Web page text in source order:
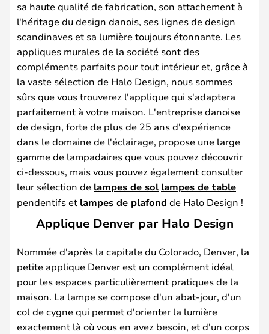
sa haute qualité de fabrication, son attachement à
l'héritage du design danois, ses lignes de design
scandinaves et sa lumière toujours étonnante. Les
appliques murales de la société sont des
compléments parfaits pour tout intérieur et, grâce à
la vaste sélection de Halo Design, nous sommes
sûrs que vous trouverez l'applique qui s'adaptera
parfaitement à votre maison. L'entreprise danoise
de design, forte de plus de 25 ans d'expérience
dans le domaine de l'éclairage, propose une large
gamme de lampadaires que vous pouvez découvrir
ci-dessous, mais vous pouvez également consulter
leur sélection de lampes de sol lampes de table
pendentifs et lampes de plafond de Halo Design !
Applique Denver par Halo Design
Nommée d'après la capitale du Colorado, Denver, la
petite applique Denver est un complément idéal
pour les espaces particulièrement pratiques de la
maison. La lampe se compose d'un abat-jour, d'un
col de cygne qui permet d'orienter la lumière
exactement là où vous en avez besoin, et d'un corps